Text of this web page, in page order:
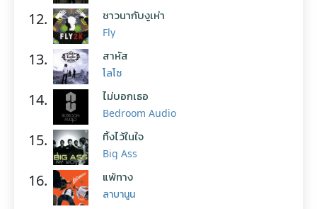
12. ชาวนากับงูเห่า
Fly
13. สาหัส
โลโซ
14. ไม่บอกเธอ
Bedroom Audio
15. ทิ้งไว้ในใจ
Big Ass
16. แพ้ทาง
ลาบานูน